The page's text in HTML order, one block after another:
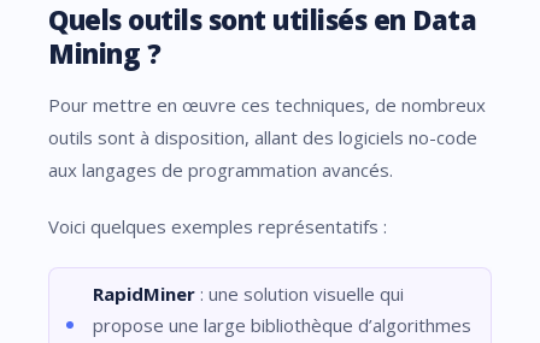
Quels outils sont utilisés en Data
Mining ?
Pour mettre en œuvre ces techniques, de nombreux
outils sont à disposition, allant des logiciels no-code
aux langages de programmation avancés.
Voici quelques exemples représentatifs :
RapidMiner : une solution visuelle qui
propose une large bibliothèque d’algorithmes